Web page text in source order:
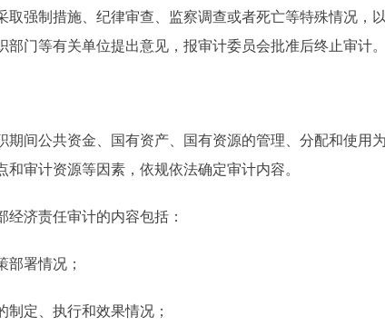
制措施、纪律审查、监察调查或者死亡等特殊情况，
门等有关单位提出意见，报审计委员会批准后终止审计。
公共资金、国有资产、国有资源的管理、分配和使用
审计资源等因素，依规依法确定审计内容。
济责任审计的内容包括：
署情况；
定、执行和效果情况；